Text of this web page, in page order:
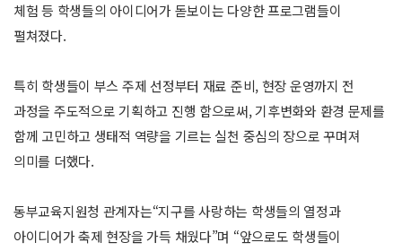
체험 등 학생들의 아이디어가 돋보이는 다양한 프로그램들이
펼쳐졌다.
특히 학생들이 부스 주제 선정부터 재료 준비, 현장 운영까지 전
과정을 주도적으로 기획하고 진행 함으로써, 기후변화와 환경 문제를
함께 고민하고 생태적 역량을 기르는 실천 중심의 장으로 꾸며져
의미를 더했다.
동부교육지원청 관계자는“지구를 사랑하는 학생들의 열정과
아이디어가 축제 현장을 가득 채웠다”며 “앞으로도 학생들이